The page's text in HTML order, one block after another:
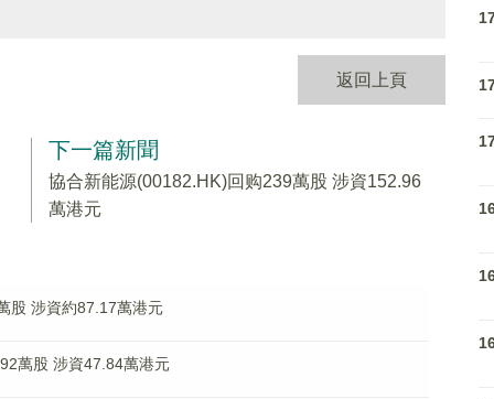
返回上頁
下一篇新聞
協合新能源(00182.HK)回购239萬股 涉資152.96
萬港元
股 涉資約87.17萬港元
萬股 涉資47.84萬港元